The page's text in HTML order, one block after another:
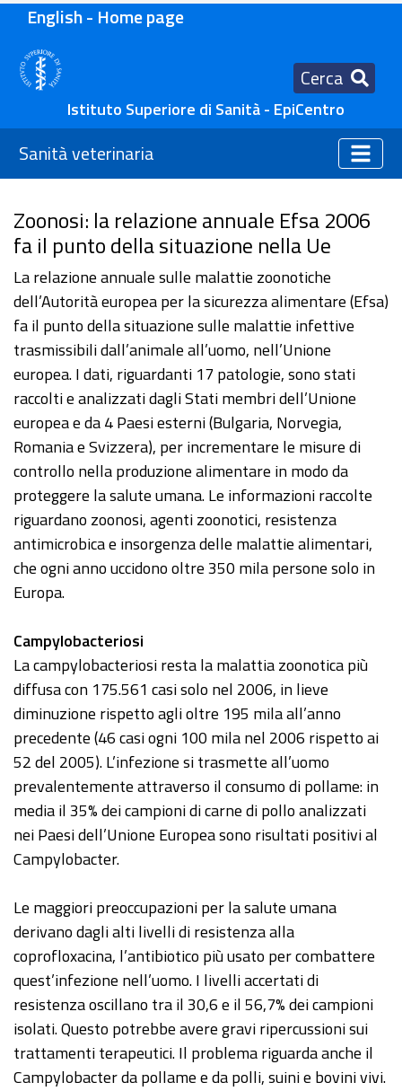
English - Home page
Cerca
Istituto Superiore di Sanità - EpiCentro
Sanità veterinaria
Zoonosi: la relazione annuale Efsa 2006
fa il punto della situazione nella Ue
La relazione annuale sulle malattie zoonotiche
dell’Autorità europea per la sicurezza alimentare (Efsa)
fa il punto della situazione sulle malattie infettive
trasmissibili dall’animale all’uomo, nell’Unione
europea. I dati, riguardanti 17 patologie, sono stati
raccolti e analizzati dagli Stati membri dell’Unione
europea e da 4 Paesi esterni (Bulgaria, Norvegia,
Romania e Svizzera), per incrementare le misure di
controllo nella produzione alimentare in modo da
proteggere la salute umana. Le informazioni raccolte
riguardano zoonosi, agenti zoonotici, resistenza
antimicrobica e insorgenza delle malattie alimentari,
che ogni anno uccidono oltre 350 mila persone solo in
Europa.
Campylobacteriosi
La campylobacteriosi resta la malattia zoonotica più
diffusa con 175.561 casi solo nel 2006, in lieve
diminuzione rispetto agli oltre 195 mila all’anno
precedente (46 casi ogni 100 mila nel 2006 rispetto ai
52 del 2005). L’infezione si trasmette all’uomo
prevalentemente attraverso il consumo di pollame: in
media il 35% dei campioni di carne di pollo analizzati
nei Paesi dell’Unione Europea sono risultati positivi al
Campylobacter.
Le maggiori preoccupazioni per la salute umana
derivano dagli alti livelli di resistenza alla
coprofloxacina, l’antibiotico più usato per combattere
quest’infezione nell’uomo. I livelli accertati di
resistenza oscillano tra il 30,6 e il 56,7% dei campioni
isolati. Questo potrebbe avere gravi ripercussioni sui
trattamenti terapeutici. Il problema riguarda anche il
Campylobacter da pollame e da polli, suini e bovini vivi.